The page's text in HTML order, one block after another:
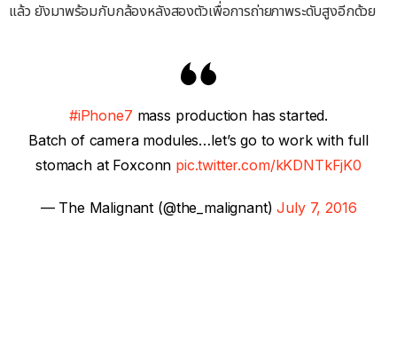
แล้ว ยังมาพร้อมกับกล้องหลังสองตัวเพื่อการถ่ายภาพระดับสูงอีกด้วย
#iPhone7 mass production has started.
Batch of camera modules…let’s go to work with full
stomach at Foxconn pic.twitter.com/kKDNTkFjK0
— The Malignant (@the_malignant)July 7, 2016